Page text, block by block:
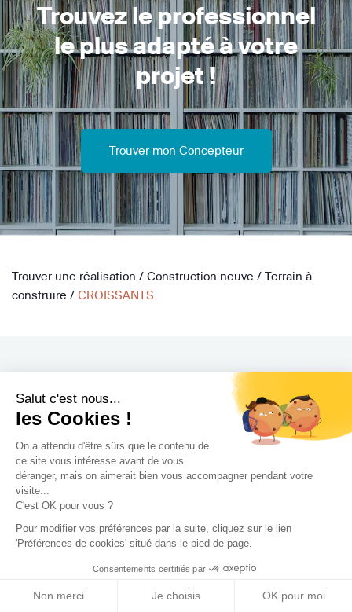
Salut c'est nous...
les Cookies !
On a attendu d'être sûrs que le contenu de
ce site vous intéresse avant de vous
déranger, mais on aimerait bien vous accompagner pendant votre
visite...
C'est OK pour vous ?
Pour modifier vos préférences par la suite, cliquez sur le lien
'Préférences de cookies' situé dans le pied de page.
Consentements certifiés par
Non merci Je choisis OK pour moi
Trouvez le professionnel
le plus adapté à votre
projet !
Trouver mon Concepteur
Trouver une réalisation / Construction neuve / Terrain à
construire / CROISSANTS
Archidvisor
À propos
Notre blog
Presse
Nos partenaires
Nous contacter
CGV / CGU
Politique de confidentialité
Gestion des cookies